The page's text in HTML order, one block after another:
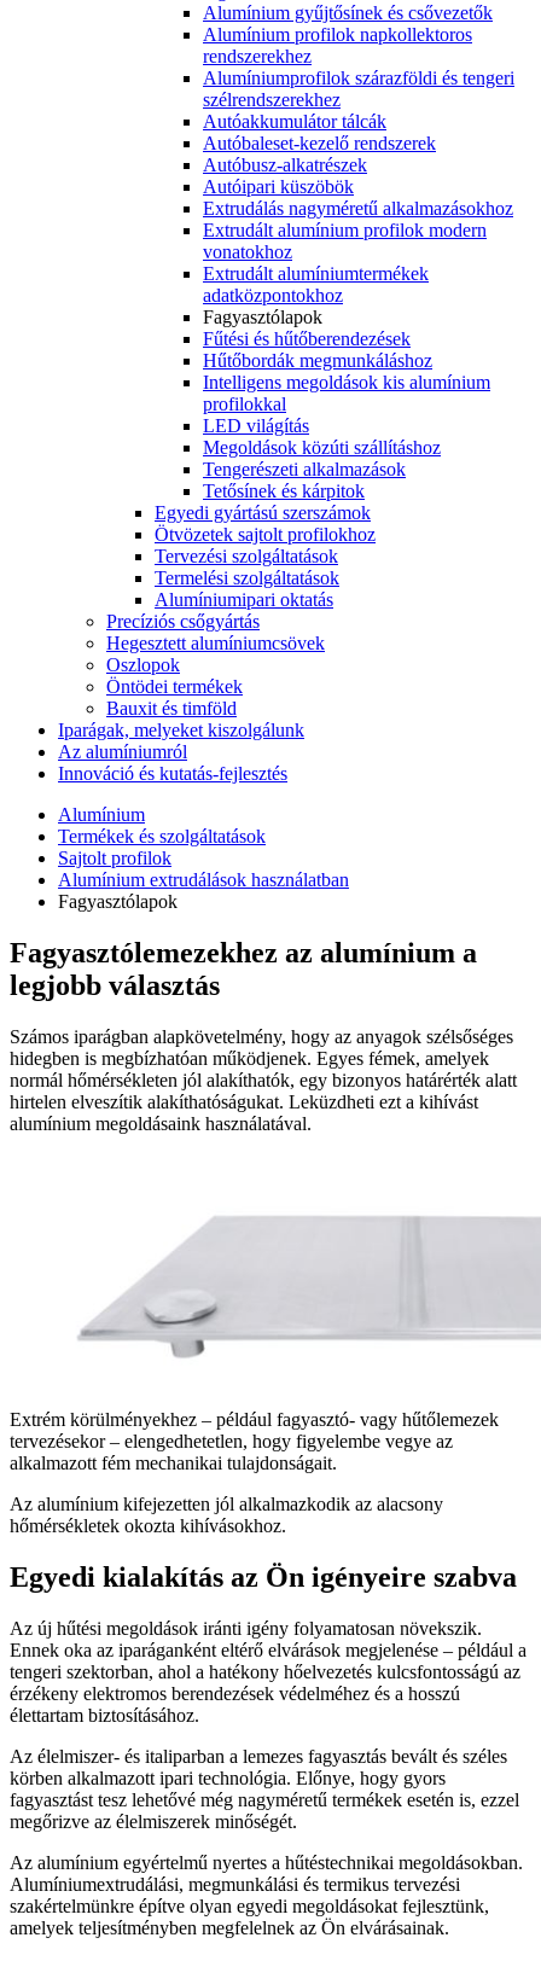
Alumínium gyűjtősínek és csővezetők
Alumínium profilok napkollektoros
rendszerekhez
Alumíniumprofilok szárazföldi és tengeri
szélrendszerekhez
Autóakkumulátor tálcák
Autóbaleset-kezelő rendszerek
Autóbusz-alkatrészek
Autóipari küszöbök
Extrudálás nagyméretű alkalmazásokhoz
Extrudált alumínium profilok modern
vonatokhoz
Extrudált alumíniumtermékek
adatközpontokhoz
Fagyasztólapok
Fűtési és hűtőberendezések
Hűtőbordák megmunkáláshoz
Intelligens megoldások kis alumínium
profilokkal
LED világítás
Megoldások közúti szállításhoz
Tengerészeti alkalmazások
Tetősínek és kárpitok
Egyedi gyártású szerszámok
Ötvözetek sajtolt profilokhoz
Tervezési szolgáltatások
Termelési szolgáltatások
Alumíniumipari oktatás
Precíziós csőgyártás
Hegesztett alumíniumcsövek
Oszlopok
Öntödei termékek
Bauxit és timföld
Iparágak, melyeket kiszolgálunk
Az alumíniumról
Innováció és kutatás-fejlesztés
Alumínium
Termékek és szolgáltatások
Sajtolt profilok
Alumínium extrudálások használatban
Fagyasztólapok
Fagyasztólemezekhez az alumínium a
legjobb választás
Számos iparágban alapkövetelmény, hogy az anyagok szélsőséges
hidegben is megbízhatóan működjenek. Egyes fémek, amelyek
normál hőmérsékleten jól alakíthatók, egy bizonyos határérték alatt
hirtelen elveszítik alakíthatóságukat. Leküzdheti ezt a kihívást
alumínium megoldásaink használatával.
Extrém körülményekhez – például fagyasztó- vagy hűtőlemezek
tervezésekor – elengedhetetlen, hogy figyelembe vegye az
alkalmazott fém mechanikai tulajdonságait.
Az alumínium kifejezetten jól alkalmazkodik az alacsony
hőmérsékletek okozta kihívásokhoz.
Egyedi kialakítás az Ön igényeire szabva
Az új hűtési megoldások iránti igény folyamatosan növekszik.
Ennek oka az iparáganként eltérő elvárások megjelenése – például a
tengeri szektorban, ahol a hatékony hőelvezetés kulcsfontosságú az
érzékeny elektromos berendezések védelméhez és a hosszú
élettartam biztosításához.
Az élelmiszer- és italiparban a lemezes fagyasztás bevált és széles
körben alkalmazott ipari technológia. Előnye, hogy gyors
fagyasztást tesz lehetővé még nagyméretű termékek esetén is, ezzel
megőrizve az élelmiszerek minőségét.
Az alumínium egyértelmű nyertes a hűtéstechnikai megoldásokban.
Alumíniumextrudálási, megmunkálási és termikus tervezési
szakértelmünkre építve olyan egyedi megoldásokat fejlesztünk,
amelyek teljesítményben megfelelnek az Ön elvárásainak.